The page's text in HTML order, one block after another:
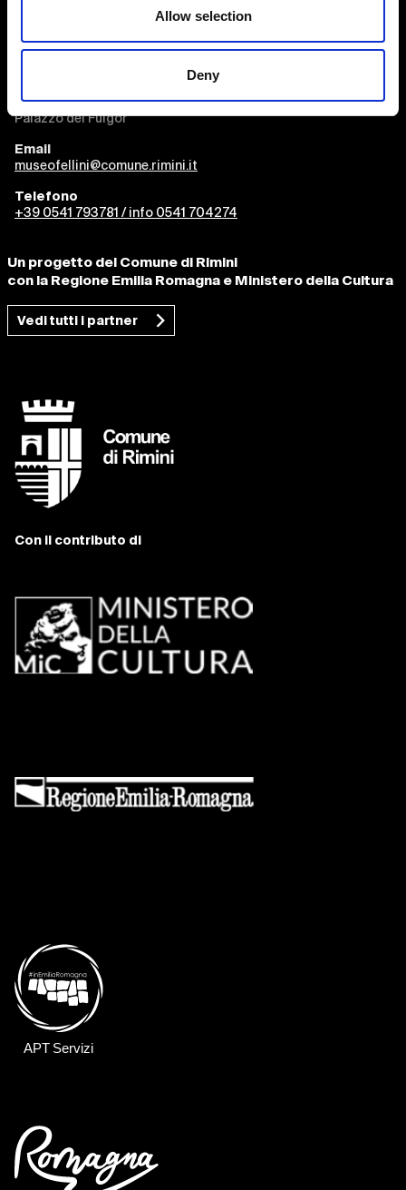
Allow selection
Deny
Piazza Malatesta
Palazzo del Fulgor
Email
museofellini@comune.rimini.it
Telefono
+39 0541 793781 / info 0541 704274
Un progetto del Comune di Rimini
con la Regione Emilia Romagna e Ministero della Cultura
Vedi tutti i partner
Con il contributo di